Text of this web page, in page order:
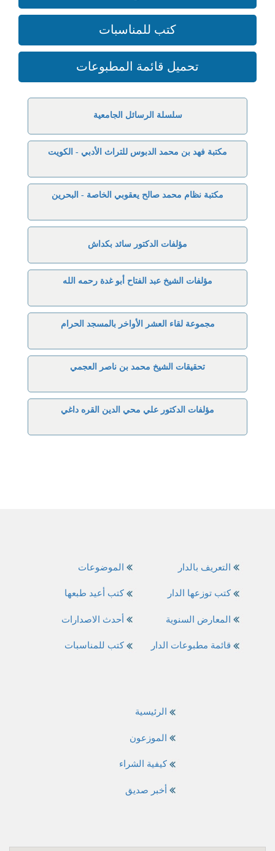
كتب للمناسبات
تحميل قائمة المطبوعات
سلسلة الرسائل الجامعية
مكتبة فهد بن محمد الدبوس للتراث الأدبي - الكويت
مكتبة نظام محمد صالح يعقوبي الخاصة - البحرين
مؤلفات الدكتور سائد بكداش
مؤلفات الشيخ عبد الفتاح أبو غدة رحمه الله
مجموعة لقاء العشر الأواخر بالمسجد الحرام
تحقيقات الشيخ محمد بن ناصر العجمي
مؤلفات الدكتور علي محي الدين القره داغي
الموضوعات
كتب أعيد طبعها
أحدث الاصدارات
كتب للمناسبات
التعريف بالدار
كتب توزعها الدار
المعارض السنوية
قائمة مطبوعات الدار
الرئيسية
الموزعون
كيفية الشراء
أخبر صديق